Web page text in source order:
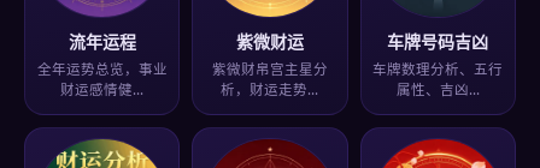
流年运程
全年运势总览，事业
财运感情健…
紫微财运
紫微财帛宫主星分
析，财运走势…
车牌号码吉凶
车牌数理分析、五行
属性、吉凶…